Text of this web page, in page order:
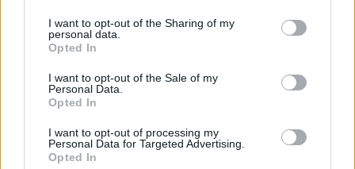
I want to opt-out of the Sharing of my
personal data.
Opted In
I want to opt-out of the Sale of my
Personal Data.
Opted In
I want to opt-out of processing my
Personal Data for Targeted Advertising.
Opted In
ΜΠΟΡΕΙ ΝΑ ΣΑΣ ΕΝΔΙΑΦΕΡΕΙ